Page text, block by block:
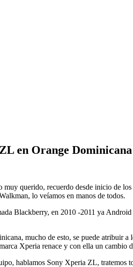
en Orange Dominicana
querido, recuerdo desde inicio de
lo veíamos en manos de todos.
Blackberry, en 2010 -2011 ya
mucho de esto, se puede atribuir a
Xperia renace y con ella un cambio
hablamos Sony Xperia ZL, tratemos